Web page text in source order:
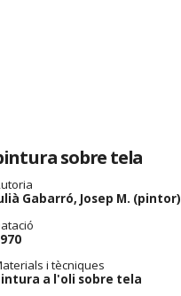
sobre tela
Gabarró, Josep M. (pintor)
i tècniques
a l'oli sobre tela